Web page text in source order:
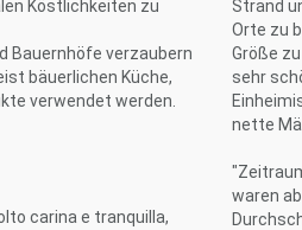
Köstlichkeiten zu
Bauernhöfe verzaubern
bäuerlichen Küche,
verwendet werden.
carina e tranquilla,
Strand
Orte zu
Größe
sehr
nette
waren